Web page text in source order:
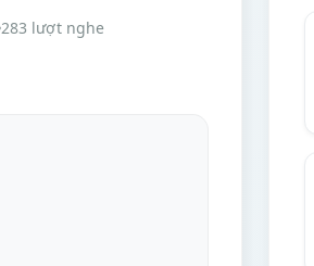
283 lượt nghe